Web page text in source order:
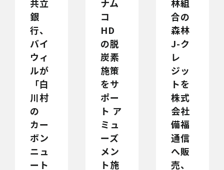
共立
銀
行、
バイ
ウィ
ルが
「白
川村
の
カー
ボン
ニュ
ート
ナム
コ
HD
の脱
炭素
施策
をサ
ポー
ト ア
ミュ
ーズ
メン
ト施
林組
合の
森林
J-ク
レ
ジッ
トを
株式
会社
備福
通信
へ販
売、